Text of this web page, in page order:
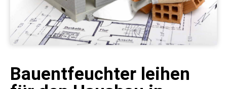
Bauentfeuchter leihen